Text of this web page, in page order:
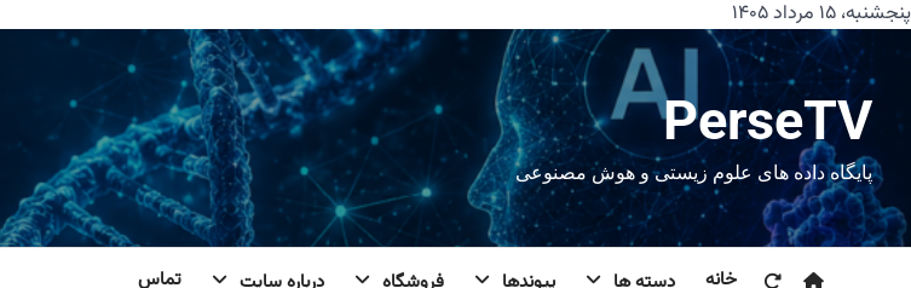
پرش
محتوا
پنجشنبه، ۱۵ مرداد ۱۴۰۵
PerseTV
پایگاه داده های علوم زیستی و هوش مصنوعی
خانه دسته ها پیوندها فروشگاه درباره سایت تماس